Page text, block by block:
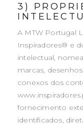
3)
A MTW Portugal
Inspiradores® e
intelectual,
marcas,
conexos dos
fornecimento
identificados,